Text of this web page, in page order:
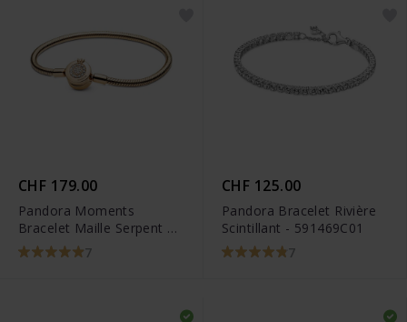
CHF 179.00
Pandora Moments
Bracelet Maille Serpent O
Couronné Scintillant -
569046C01
7
CHF 125.00
Pandora Bracelet Rivière
Scintillant - 591469C01
7